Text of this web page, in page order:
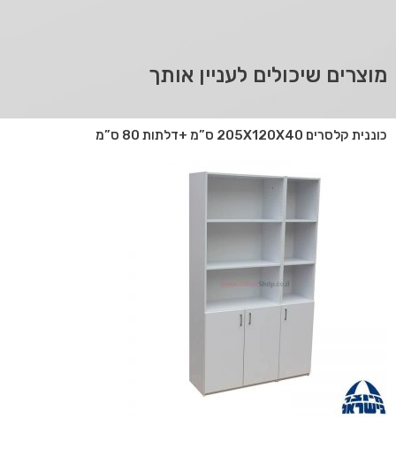
מוצרים שיכולים לעניין אותך
כוננית קלסרים 205X120X40 ס”מ +דלתות 80 ס”מ